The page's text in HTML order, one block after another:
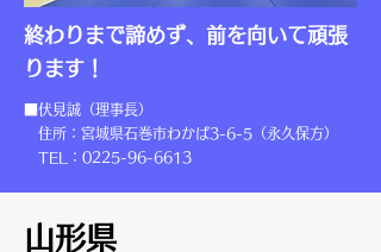
終わりまで諦めず、前を向いて頑張
ります！
■伏見誠（理事長）
住所：宮城県石巻市わかば3-6-5（永久保方）
TEL：0225-96-6613
山形県